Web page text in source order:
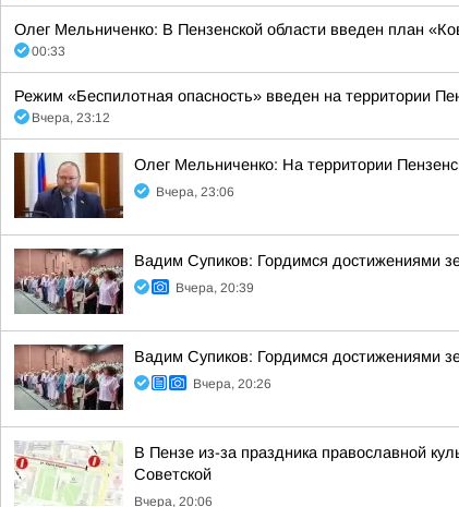
Олег Мельниченко: В Пензенской области введен план
00:33
Режим «Беспилотная опасность» введен на территории
Вчера, 23:12
Олег Мельниченко: На территории
Вчера, 23:06
Вадим Супиков: Гордимся достижениями
Вчера, 20:39
Вадим Супиков: Гордимся достижениями
Вчера, 20:26
В Пензе из-за праздника православной
Советской
Вчера, 20:06